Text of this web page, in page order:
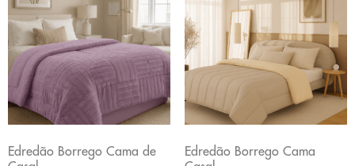
Edredão Borrego Cama de
Edredão Borrego Cama